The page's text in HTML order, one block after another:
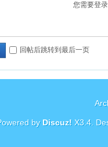
您需要登
回帖后跳转到最后一页
by Discuz! X3.4.